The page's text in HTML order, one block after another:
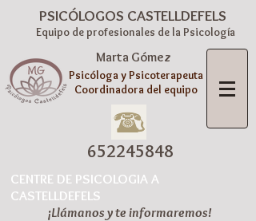
PSICÓLOGOS CASTELLDEFELS
Equipo de profesionales de la Psicología
Psicóloga y Psicoterapeuta
Coordinadora del equipo
Marta Gómez
652245848
CENTRE DE PSICOLOGIA A
CASTELLDEFELS
¡Llámanos y te informaremos!